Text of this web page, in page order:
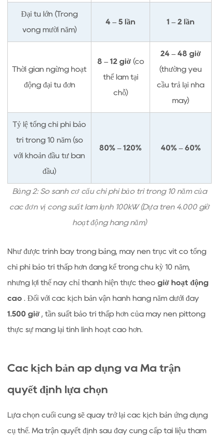
Bảng 2: So sánh cơ cấu chi phí bảo trì trong 10 năm của
các đơn vị công suất làm lạnh 100kW (Dựa trên 4.000 giờ
hoạt động hàng năm)
Đại tu lớn (Trong
vòng mười năm)
4 – 5 lần 1 – 2 lần
Thời gian ngừng hoạt
động đại tu đơn
8 – 12 giờ (có
thể làm tại
chỗ)
24 – 48 giờ
(thường yêu
cầu trả lại nhà
máy)
Tỷ lệ tổng chi phí bảo
trì trong 10 năm (so
với khoản đầu tư ban
đầu)
80% – 120% 40% – 60%
Như được trình bày trong bảng, máy nén trục vít có tổng
chi phí bảo trì thấp hơn đáng kể trong chu kỳ 10 năm,
nhưng lợi thế này chỉ thành hiện thực theo giờ hoạt động
cao . Đối với các kịch bản vận hành hàng năm dưới đây
1.500 giờ , tần suất bảo trì thấp hơn của máy nén pittông
thực sự mang lại tính linh hoạt cao hơn.
Các kịch bản áp dụng và Ma trận
quyết định lựa chọn
Lựa chọn cuối cùng sẽ quay trở lại các kịch bản ứng dụng
cụ thể. Ma trận quyết định sau đây cung cấp tài liệu tham